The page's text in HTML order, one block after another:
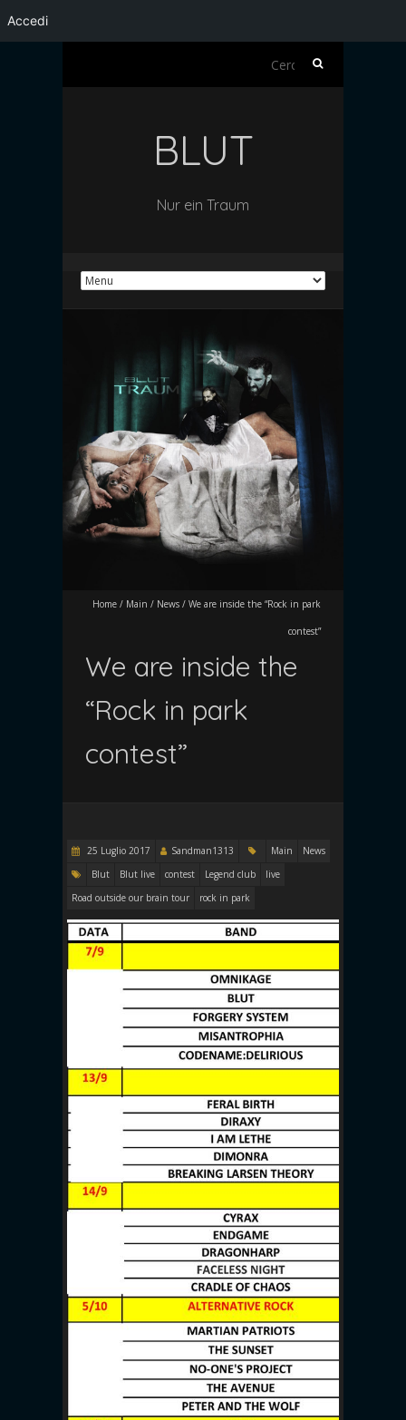
Accedi
Ricerca
BLUT
Nur ein Traum
Home / Main / News / We are inside the “Rock in park
contest”
We are inside the
“Rock in park
contest”
25 Luglio 2017 Sandman1313 Main
News
Blut
Blut live contest Legend club
live
Road outside our brain tour
rock in park